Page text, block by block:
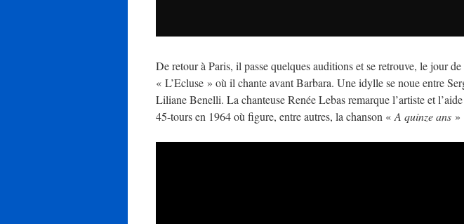
De retour à Paris, il passe quelques auditions et se retrouve, le jour de
« L’Ecluse » où il chante avant Barbara. Une idylle se noue entre
Liliane Benelli. La chanteuse Renée Lebas remarque l’artiste et
45-tours en 1964 où figure, entre autres, la chanson « A quinze ans »